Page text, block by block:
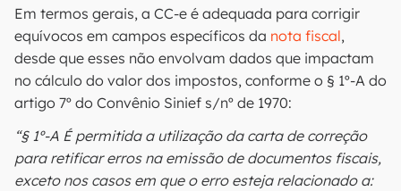
Em termos gerais, a CC-e é adequada para corrigir
equívocos em campos específicos da nota fiscal,
desde que esses não envolvam dados que impactam
no cálculo do valor dos impostos, conforme o § 1º-A do
artigo 7º do Convênio Sinief s/nº de 1970:
“§ 1º-A É permitida a utilização da carta de correção
para retificar erros na emissão de documentos fiscais,
exceto nos casos em que o erro esteja relacionado a: